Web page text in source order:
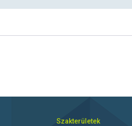
Szakterületek